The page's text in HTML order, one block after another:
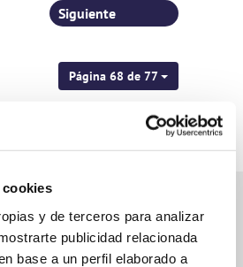
cookies
y de terceros para analizar
publicidad relacionada
base a un perfil elaborado a
Página 68 de 77
Siguiente